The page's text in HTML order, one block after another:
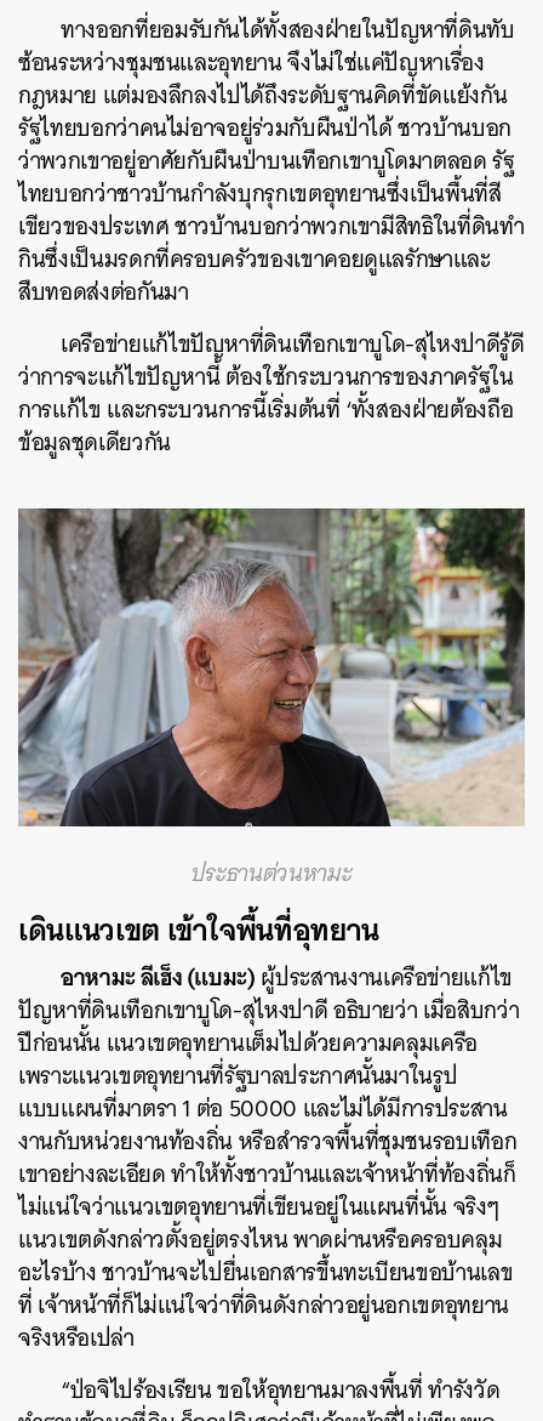
ทางออกที่ยอมรับกันได้ทั้งสองฝ่ายในปัญหาที่ดินทับ
ซ้อนระหว่างชุมชนและอุทยาน จึงไม่ใช่แค่ปัญหาเรื่อง
กฎหมาย แต่มองลึกลงไปได้ถึงระดับฐานคิดที่ขัดแย้งกัน
รัฐไทยบอกว่าคนไม่อาจอยู่ร่วมกับผืนป่าได้ ชาวบ้านบอก
ว่าพวกเขาอยู่อาศัยกับผืนป่าบนเทือกเขาบูโดมาตลอด รัฐ
ไทยบอกว่าชาวบ้านกำลังบุกรุกเขตอุทยานซึ่งเป็นพื้นที่สี
เขียวของประเทศ ชาวบ้านบอกว่าพวกเขามีสิทธิในที่ดินทำ
กินซึ่งเป็นมรดกที่ครอบครัวของเขาคอยดูแลรักษาและ
สืบทอดส่งต่อกันมา
เครือข่ายแก้ไขปัญหาที่ดินเทือกเขาบูโด-สุไหงปาดีรู้ดี
ว่าการจะแก้ไขปัญหานี้ ต้องใช้กระบวนการของภาครัฐใน
การแก้ไข และกระบวนการนี้เริ่มต้นที่ ‘ทั้งสองฝ่ายต้องถือ
ข้อมูลชุดเดียวกัน
ประธานต่วนหามะ
เดินแนวเขต เข้าใจพื้นที่อุทยาน
อาหามะ ลีเฮ็ง (แบมะ)ผู้ประสานงานเครือข่ายแก้ไข
ปัญหาที่ดินเทือกเขาบูโด-สุไหงปาดี อธิบายว่า เมื่อสิบกว่า
ปีก่อนนั้น แนวเขตอุทยานเต็มไปด้วยความคลุมเครือ
เพราะแนวเขตอุทยานที่รัฐบาลประกาศนั้นมาในรูป
แบบแผนที่มาตรา 1 ต่อ 50000 และไม่ได้มีการประสาน
งานกับหน่วยงานท้องถิ่น หรือสำรวจพื้นที่ชุมชนรอบเทือก
เขาอย่างละเอียด ทำให้ทั้งชาวบ้านและเจ้าหน้าที่ท้องถิ่นก็
ไม่แน่ใจว่าแนวเขตอุทยานที่เขียนอยู่ในแผนที่นั้น จริงๆ
แนวเขตดังกล่าวตั้งอยู่ตรงไหน พาดผ่านหรือครอบคลุม
อะไรบ้าง ชาวบ้านจะไปยื่นเอกสารขึ้นทะเบียนขอบ้านเลข
ที่ เจ้าหน้าที่ก็ไม่แน่ใจว่าที่ดินดังกล่าวอยู่นอกเขตอุทยาน
จริงหรือเปล่า
“ป่อจิไปร้องเรียน ขอให้อุทยานมาลงพื้นที่ ทำรังวัด
ค้นหา